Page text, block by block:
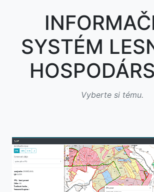
SYSTÉM
Vyberte si tému.